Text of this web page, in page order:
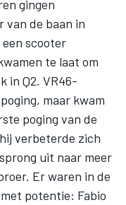
gingen
van de baan in
scooter
te laat om
in Q2. VR46-
maar kwam
poging van de
verbeterde zich
uit naar meer
Er waren in de
potentie: Fabio